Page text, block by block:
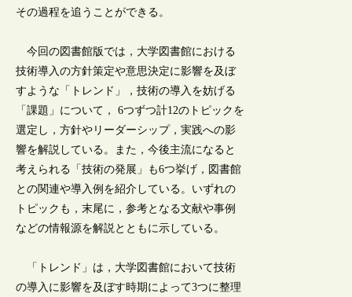
その過程を追うことができる。
今回の図書館版では，大学図書館における
技術導入の方針策定や意思決定に影響を及ぼ
すような「トレンド」，技術の導入を妨げる
「課題」について， 6つずつ計12のトピックを
選定し，方針やリーダーシップ，実践への影
響を解説している。また，今後主流になると
考えられる「技術の発展」も6つ挙げ，図書館
との関連や導入例を紹介している。いずれの
トピックも，末尾に，参考となる文献や事例
などの情報源を解説とともに示している。
「トレンド」は，大学図書館において技術
の導入に影響を及ぼす時期によって3つに整理